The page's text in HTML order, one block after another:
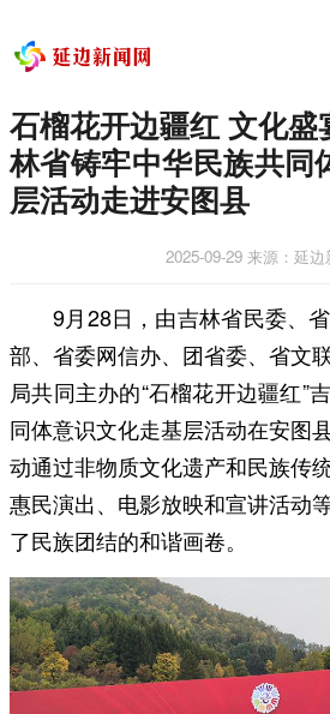
石榴花开边疆红 文化
林省铸牢中华民族共同
层活动走进安图县
2025-09-29 来源：延边
9月28日，由吉林省民委、
部、省委网信办、团省委、省文
局共同主办的“石榴花开边疆红”
同体意识文化走基层活动在安图
动通过非物质文化遗产和民族传
惠民演出、电影放映和宣讲活动
了民族团结的和谐画卷。